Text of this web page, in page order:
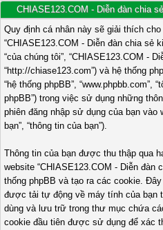
CHIASE123.COM - Diễn đàn chia
Quy định cá nhân này sẽ giải thích
“CHIASE123.COM - Diễn đàn chia sẻ
“của chúng tôi”, “CHIASE123.COM -
“http://chiase123.com”) và hệ thống
“hệ thống phpBB”, “www.phpbb.com”,
phpBB”) trong việc sử dụng những
phiên đăng nhập sử dụng của bạn vào
bạn”, “thông tin của bạn”).
Thông tin của bạn được thu thập qua
website “CHIASE123.COM - Diễn đàn
thống phpBB và tạo ra các cookie.
được tải tự động về máy tính của bạn
dùng và lưu trữ trong thư mục chứa
cookie đầu tiên được sử dụng để xác